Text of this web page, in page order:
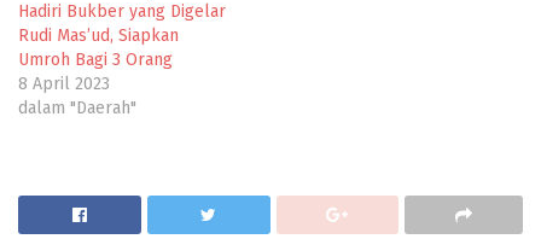
Hadiri Bukber yang Digelar
Rudi Mas’ud, Siapkan
Umroh Bagi 3 Orang
8 April 2023
dalam "Daerah"